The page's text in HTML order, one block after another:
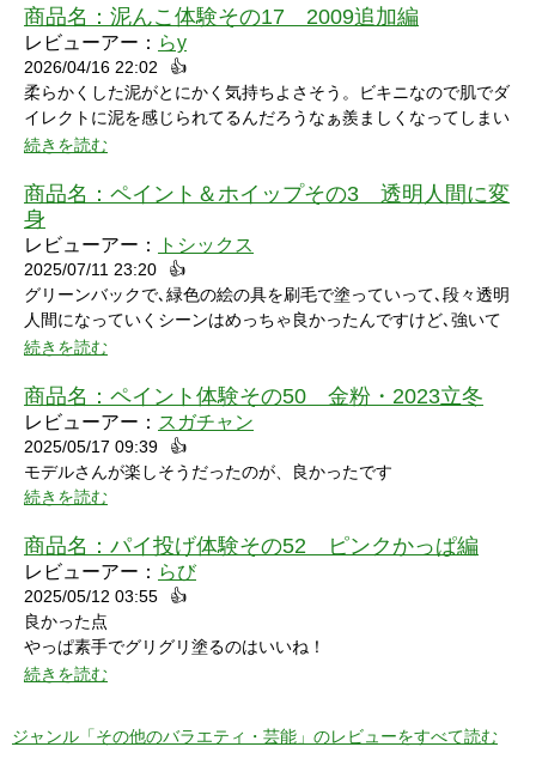
シャワーシーンで「お腹にぶつけられたら声出ちゃうだろうな」
と思っていたところにパイをちょうどぶつけられ「予想が当たっ
たw」と笑ってしまいました。リアクションもクールな見た目に
い悔しさを滲ませながら罰ゲームを受けている姿にドキドキして
しまいました。
商品名： 泥んこ体験その17 2009追加編
レビューアー： らy
2026/04/16 22:02
👍
柔らかくした泥がとにかく気持ちよさそう。ビキニなので肌でダ
イレクトに泥を感じられてるんだろうなぁ羨ましくなってしまい
ました。
続きを読む
商品名： ペイント＆ホイップその3 透明人間に変
身
レビューアー： トシックス
2025/07/11 23:20
👍
グリーンバックで､緑色の絵の具を刷毛で塗っていって､段々透明
人間になっていくシーンはめっちゃ良かったんですけど､強いて
言うなら､上半身だけで無くて､全身も透明になる所も見てみたい
続きを読む
商品名： ペイント体験その50 金粉・2023立冬
レビューアー： スガチャン
2025/05/17 09:39
👍
モデルさんが楽しそうだったのが、良かったです
続きを読む
商品名： パイ投げ体験その52 ピンクかっぱ編
レビューアー： らび
2025/05/12 03:55
👍
良かった点
やっぱ素手でグリグリ塗るのはいいね！
特に21分の途中からとてもいい感じ！
続きを読む
ジャンル「その他のバラエティ・芸能」のレビューをすべて読む